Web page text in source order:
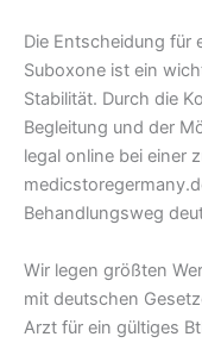
Die Entscheidung für
Suboxone ist ein
Stabilität. Durch die
Begleitung und der
legal online bei einer
Behandlungsweg
Wir legen größten
mit deutschen
Arzt für ein gültiges